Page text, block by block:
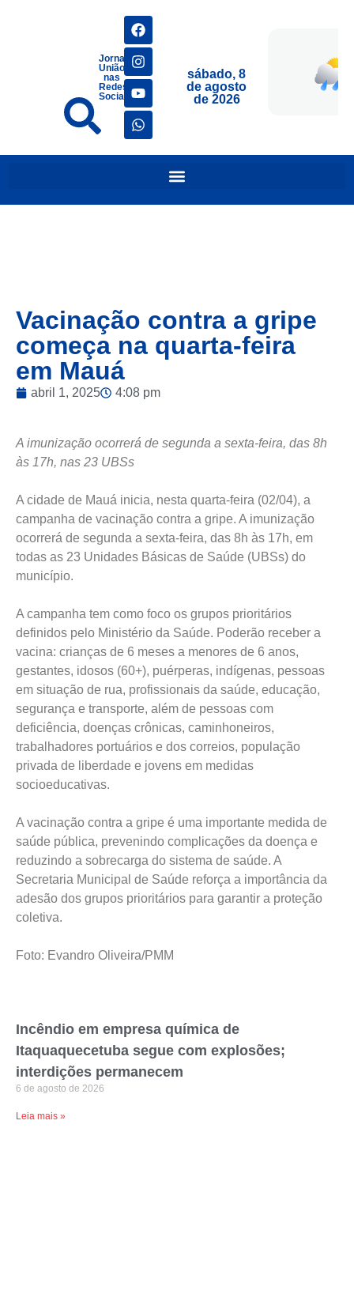
Jornais
União
nas
Redes
Sociais
sábado, 8
de agosto
de 2026
Vacinação contra a gripe
começa na quarta-feira
em Mauá
abril 1, 2025 4:08 pm
A imunização ocorrerá de segunda a sexta-feira, das 8h
às 17h, nas 23 UBSs
A cidade de Mauá inicia, nesta quarta-feira (02/04), a
campanha de vacinação contra a gripe. A imunização
ocorrerá de segunda a sexta-feira, das 8h às 17h, em
todas as 23 Unidades Básicas de Saúde (UBSs) do
município.
A campanha tem como foco os grupos prioritários
definidos pelo Ministério da Saúde. Poderão receber a
vacina: crianças de 6 meses a menores de 6 anos,
gestantes, idosos (60+), puérperas, indígenas, pessoas
em situação de rua, profissionais da saúde, educação,
segurança e transporte, além de pessoas com
deficiência, doenças crônicas, caminhoneiros,
trabalhadores portuários e dos correios, população
privada de liberdade e jovens em medidas
socioeducativas.
A vacinação contra a gripe é uma importante medida de
saúde pública, prevenindo complicações da doença e
reduzindo a sobrecarga do sistema de saúde. A
Secretaria Municipal de Saúde reforça a importância da
adesão dos grupos prioritários para garantir a proteção
coletiva.
Foto: Evandro Oliveira/PMM
Incêndio em empresa química de
Itaquaquecetuba segue com explosões;
interdições permanecem
6 de agosto de 2026
Leia mais »